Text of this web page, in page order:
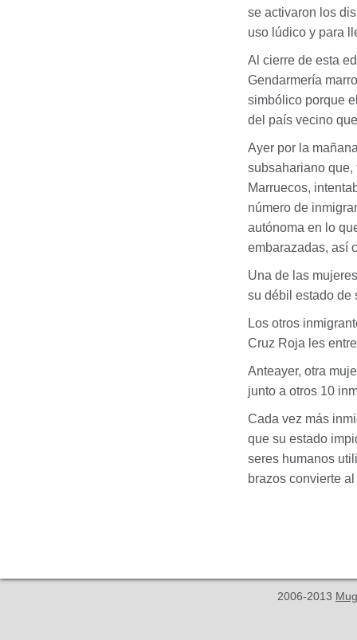
se activaron los
uso lúdico y para
Al cierre de esta
Gendarmería
simbólico porque
del país vecino
Ayer por la
subsahariano que,
Marruecos,
número de
autónoma en lo
embarazadas, así
Una de las
su débil estado de
Los otros
Cruz Roja les
Anteayer, otra
junto a otros 10
Cada vez más
que su estado
seres humanos
brazos convierte
2006-2013